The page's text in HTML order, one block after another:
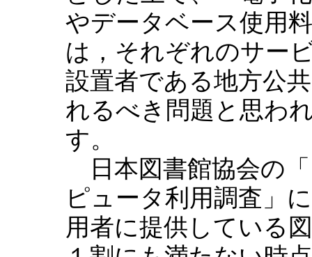
やデータベース使用
は，それぞれのサー
設置者である地方公
れるべき問題と思わ
す。
日本図書館協会の
ピュータ利用調査」
用者に提供している